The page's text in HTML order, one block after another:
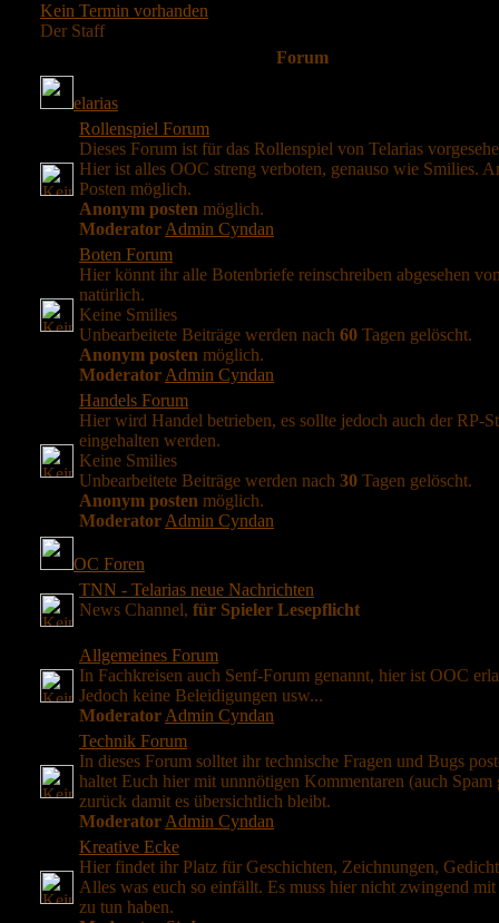
Kein Termin vorhanden
Der Staff
Forum
elarias
Rollenspiel Forum
Dieses Forum ist für das Rollenspiel von Telarias
Hier ist alles OOC streng verboten, genauso wie Smilies.
Posten möglich.
Anonym posten möglich.
Moderator Admin Cyndan
Boten Forum
Hier könnt ihr alle Botenbriefe reinschreiben abgesehen
natürlich.
Keine Smilies
Unbearbeitete Beiträge werden nach 60 Tagen gelöscht.
Anonym posten möglich.
Moderator Admin Cyndan
Handels Forum
Hier wird Handel betrieben, es sollte jedoch auch der RP-
eingehalten werden.
Keine Smilies
Unbearbeitete Beiträge werden nach 30 Tagen gelöscht.
Anonym posten möglich.
Moderator Admin Cyndan
OC Foren
TNN - Telarias neue Nachrichten
News Channel, für Spieler Lesepflicht
Allgemeines Forum
In Fachkreisen auch Senf-Forum genannt, hier ist OOC
Jedoch keine Beleidigungen usw...
Moderator Admin Cyndan
Technik Forum
In dieses Forum solltet ihr technische Fragen und Bugs
haltet Euch hier mit unnnötigen Kommentaren (auch Spam
zurück damit es übersichtlich bleibt.
Moderator Admin Cyndan
Kreative Ecke
Hier findet ihr Platz für Geschichten, Zeichnungen,
Alles was euch so einfällt. Es muss hier nicht zwingend mit
zu tun haben.